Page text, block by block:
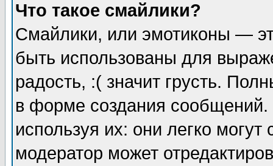
Что такое смайлики?
Смайлики, или эмотиконы —
быть использованы для
радость, :( значит грусть.
в форме создания сообщений.
используя их: они легко
модератор может